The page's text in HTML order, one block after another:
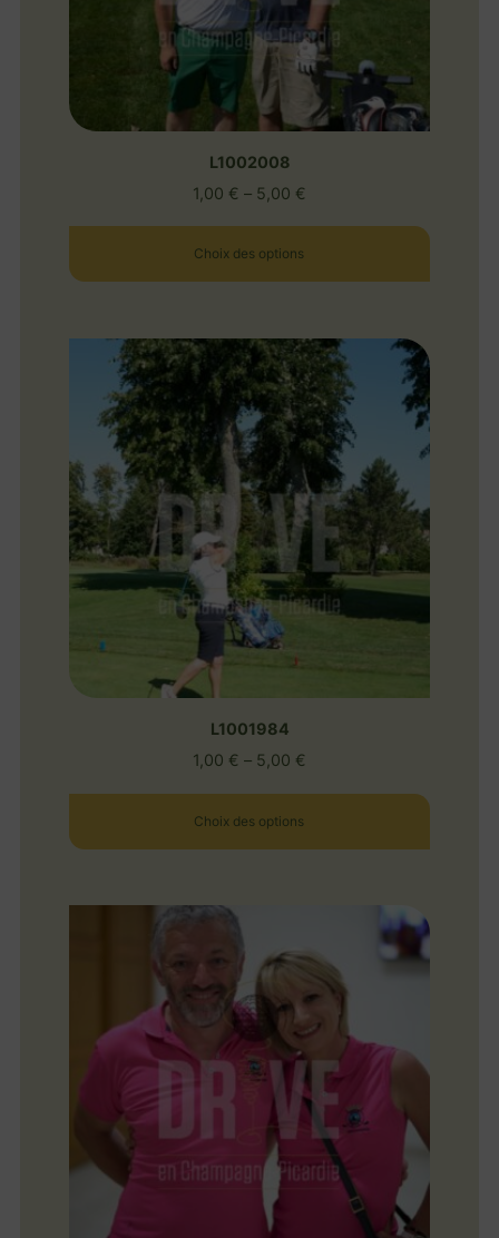
L1002008
1,00 € – 5,00 €
Choix des options
L1001984
1,00 € – 5,00 €
Choix des options